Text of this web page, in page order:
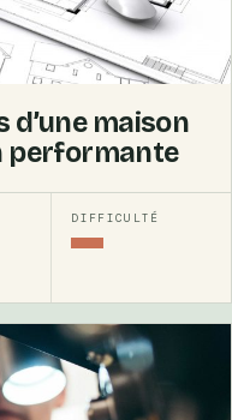
d’une maison
performante
DIFFICULTÉ